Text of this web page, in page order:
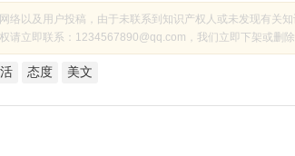
络以及用户投稿，由于未联系到知识产权人或未发现有关
请立即联系：1234567890@qq.com，我们立即下架或删除
态度 美文